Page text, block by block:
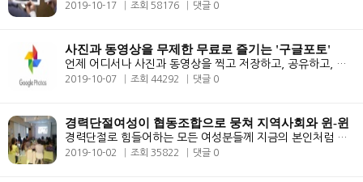
2019-10-17 조회 58176 댓글 0
사진과 동영상을 무제한 무료로 즐기는 '구글포토'
언제 어디서나 사진과 동영상을 찍고 저장하고, 공유하고, 쉽게 분류할 수 ..
2019-10-07 조회 44292 댓글 0
경력단절여성이 협동조합으로 뭉쳐 지역사회와 윈-윈
경력단절로 힘들어하는 모든 여성분들께 지금의 본인처럼 할 수 있다는 자..
2019-10-02 조회 35822 댓글 0